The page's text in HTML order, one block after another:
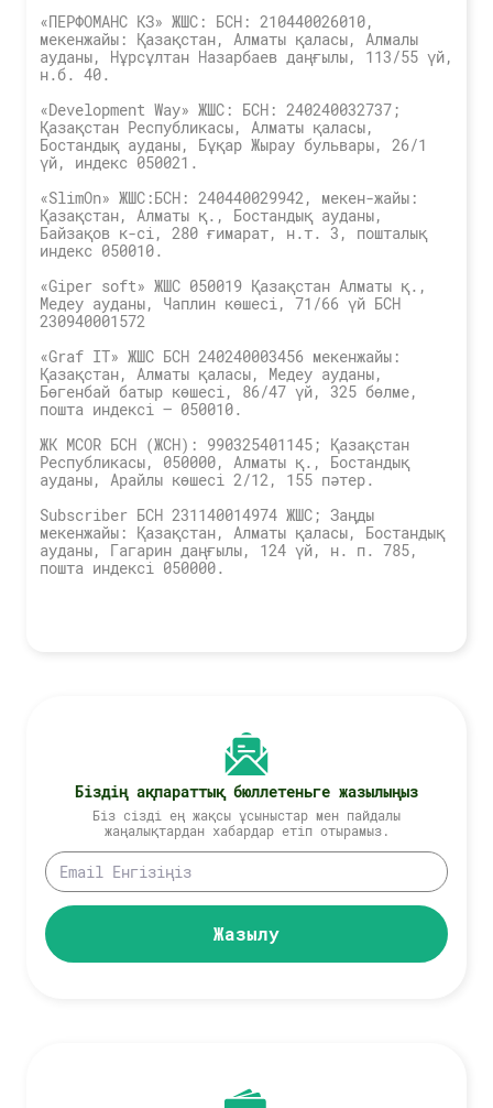
«ПЕРФОМАНС КЗ» ЖШС: БСН: 210440026010,
мекенжайы: Қазақстан, Алматы қаласы, Алмалы
ауданы, Нұрсұлтан Назарбаев даңғылы, 113/55 үй,
н.б. 40.
«Development Way» ЖШС: БСН: 240240032737;
Қазақстан Республикасы, Алматы қаласы,
Бостандық ауданы, Бұқар Жырау бульвары, 26/1
үй, индекс 050021.
«SlimOn» ЖШС:БСН: 240440029942, мекен-жайы:
Қазақстан, Алматы қ., Бостандық ауданы,
Байзақов к-сі, 280 ғимарат, н.т. 3, пошталық
индекс 050010.
«Giper soft» ЖШС 050019 Қазақстан Алматы қ.,
Медеу ауданы, Чаплин көшесі, 71/66 үй БСН
230940001572
«Graf IT» ЖШС БСН 240240003456 мекенжайы:
Қазақстан, Алматы қаласы, Медеу ауданы,
Бөгенбай батыр көшесі, 86/47 үй, 325 бөлме,
пошта индексі – 050010.
ЖК MCOR БСН (ЖСН): 990325401145; Қазақстан
Республикасы, 050000, Алматы қ., Бостандық
ауданы, Арайлы көшесі 2/12, 155 пәтер.
Subscriber БСН 231140014974 ЖШС; Заңды
мекенжайы: Қазақстан, Алматы қаласы, Бостандық
ауданы, Гагарин даңғылы, 124 үй, н. п. 785,
пошта индексі 050000.
Біздің ақпараттық бюллетеньге жазылыңыз
Біз сізді ең жақсы ұсыныстар мен пайдалы
жаңалықтардан хабардар етіп отырамыз.
Жазылу